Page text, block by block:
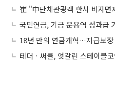
국민연금, 기금 운용역 성과급
18년 만의 연금개혁…지급보장
테더ㆍ써클, 엇갈린 스테이블